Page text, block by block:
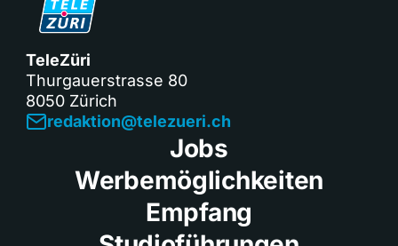
TeleZüri
Thurgauerstrasse 80
8050 Zürich
redaktion@telezueri.ch
Jobs
Werbemöglichkeiten
Empfang